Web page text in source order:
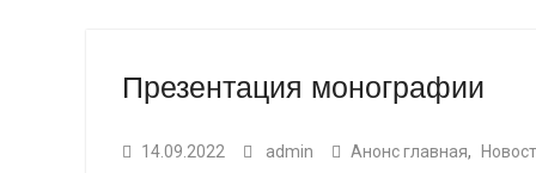
Презентация монографии
14.09.2022 admin Анонс главная,